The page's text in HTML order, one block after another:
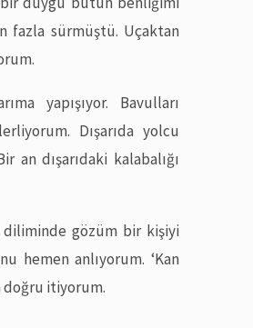
fazla sürmüştü. Uçaktan
yapışıyor. Bavulları
Dışarıda yolcu
an dışarıdaki kalabalığı
diliminde gözüm bir kişiyi
hemen anlıyorum. ‘Kan
doğru itiyorum.